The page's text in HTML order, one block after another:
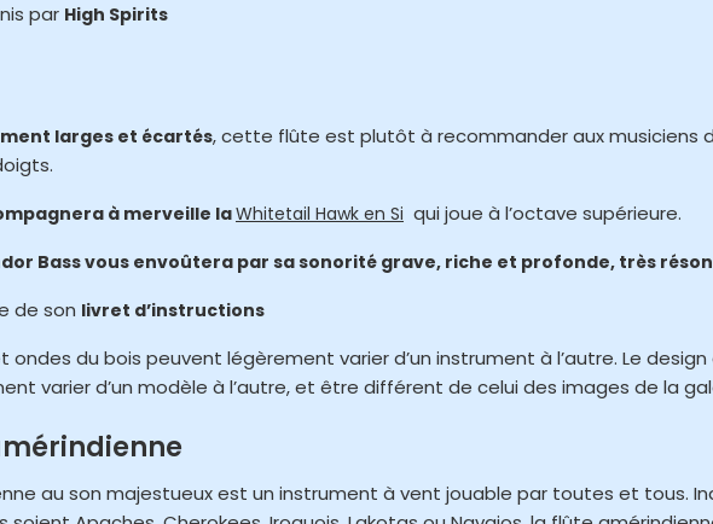
par High Spirits
larges et écartés, cette flûte est plutôt à recommander aux musiciens
à merveille laWhitetail Hawk en Si qui joue à l’octave supérieure.
Bass vous envoûtera par sa sonorité grave, riche et profonde, très
de son livret d’instructions
ondes du bois peuvent légèrement varier d’un instrument à l’autre. Le
varier d’un modèle à l’autre, et être différent de celui des images de la
au son majestueux est un instrument à vent jouable par toutes et tous.